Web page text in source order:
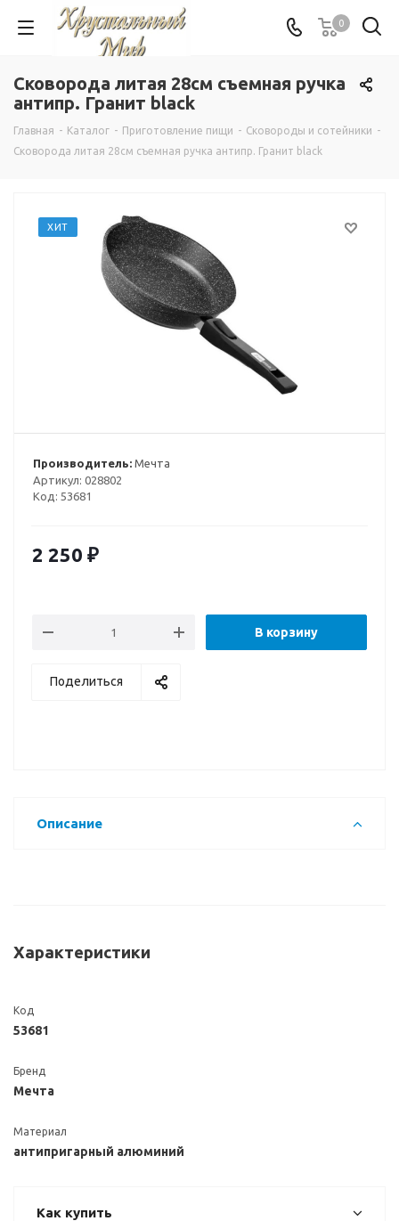
0
Сковорода литая 28см съемная ручка
антипр. Гранит black
Главная - Каталог - Приготовление пищи - Сковороды и сотейники -
Сковорода литая 28см съемная ручка антипр. Гранит black
ХИТ
Производитель: Мечта
Артикул: 028802
Код: 53681
2 250 ₽
В корзину
Поделиться
Описание
Характеристики
Код
53681
Бренд
Мечта
Материал
антипригарный алюминий
Как купить